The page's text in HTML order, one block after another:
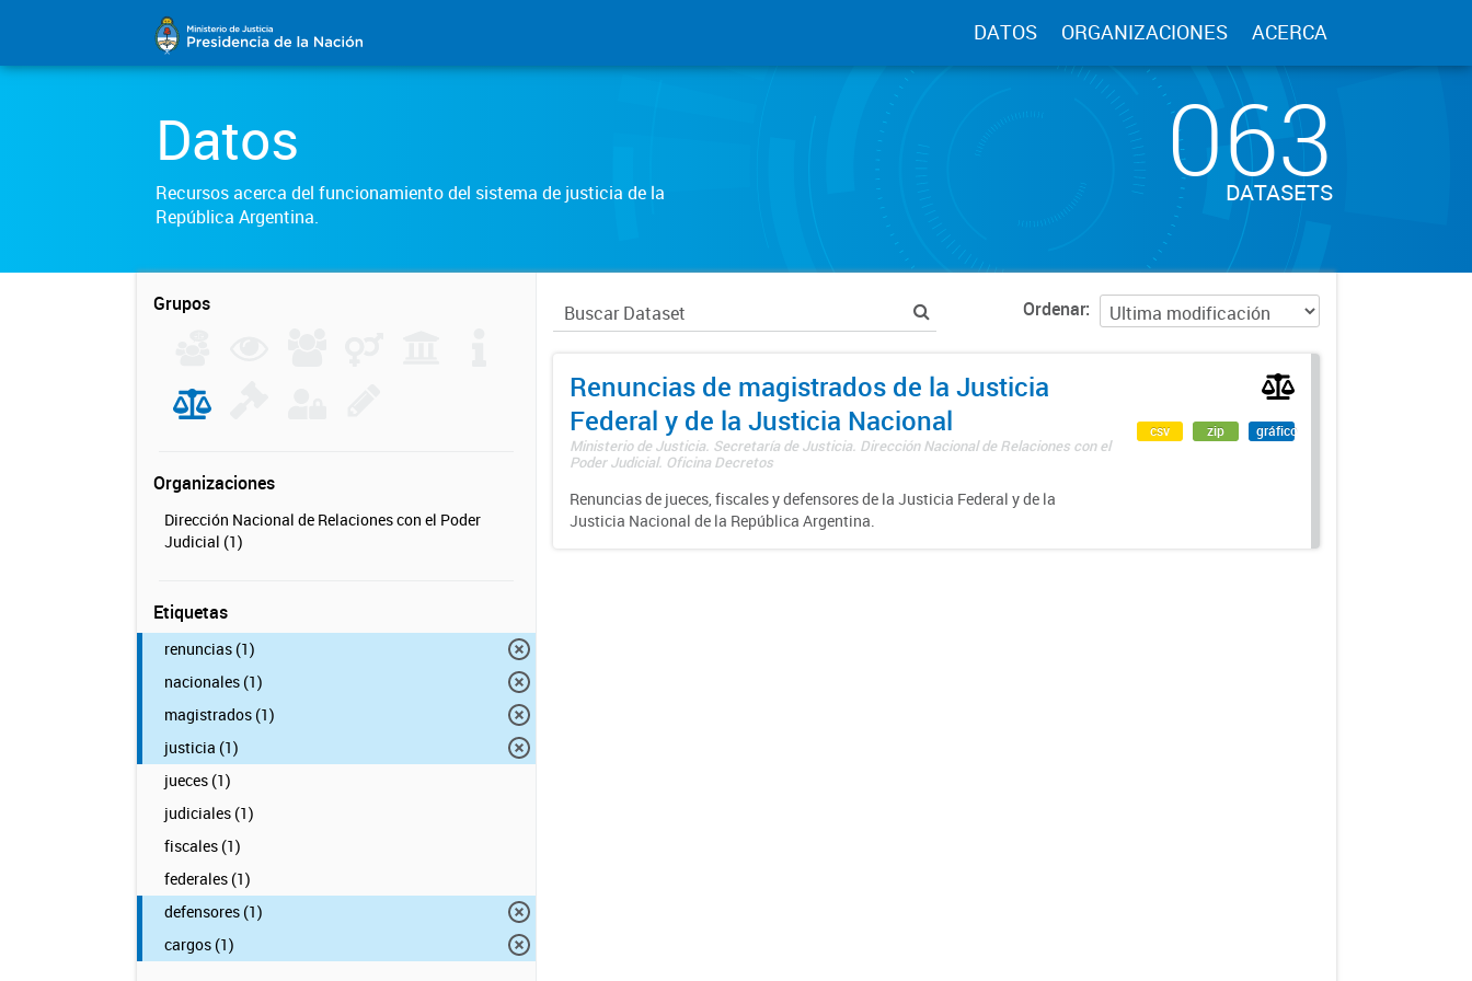
DATOS ORGANIZACIONES ACERCA
Datos
Recursos acerca del funcionamiento del sistema de justicia de la
República Argentina.
063
DATASETS
Grupos
Organizaciones
Dirección Nacional de Relaciones con el Poder
Judicial (1)
Etiquetas
renuncias (1)
nacionales (1)
magistrados (1)
justicia (1)
jueces (1)
judiciales (1)
fiscales (1)
federales (1)
defensores (1)
cargos (1)
Ordenar
Renuncias de magistrados de la Justicia
Federal y de la Justicia Nacional
Ministerio de Justicia. Secretaría de Justicia. Dirección Nacional de Relaciones con el
Poder Judicial. Oficina Decretos
Renuncias de jueces, fiscales y defensores de la Justicia Federal y de la
Justicia Nacional de la República Argentina.
csv zip gráfico